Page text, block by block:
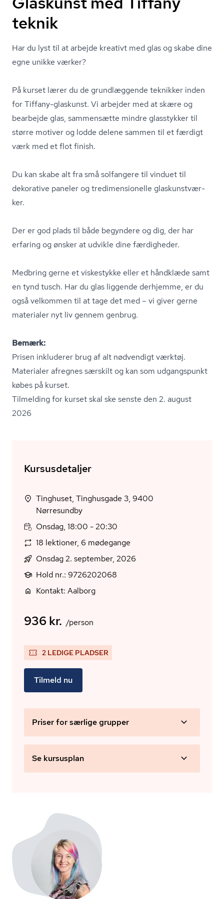
teknik
Har du lyst til at arbejde kreativt med glas og skabe dine
egne unikke værker?
På kurset lærer du de grundlæggende teknikker inden
for Tiffany-glaskunst. Vi arbejder med at skære og
bearbejde glas, sammensætte mindre glasstykker til
større motiver og lodde delene sammen til et færdigt
værk med et flot finish.
Du kan skabe alt fra små solfangere til vinduet til
dekorative paneler og tre­di­men­sio­nel­le gla­skunst­vær­
ker.
Der er god plads til både begyndere og dig, der har
erfaring og ønsker at udvikle dine færdigheder.
Medbring gerne et viskestykke eller et håndklæde samt
en tynd tusch. Har du glas liggende derhjemme, er du
også velkommen til at tage det med – vi giver gerne
materialer nyt liv gennem genbrug.
Bemærk:
Prisen inkluderer brug af alt nødvendigt værktøj.
Materialer afregnes særskilt og kan som udgangspunkt
købes på kurset.
Tilmelding for kurset skal ske senste den 2. august
2026
Kursusdetaljer
Tinghuset, Tinghusgade 3, 9400
Nørresundby
Onsdag, 18:00 - 20:30
18 lektioner, 6 mødegange
Onsdag 2. september, 2026
Hold nr.: 9726202068
Kontakt: Aalborg
936 kr. /person
2 LEDIGE PLADSER
Tilmeld nu
Priser for særlige grupper
Se kursusplan